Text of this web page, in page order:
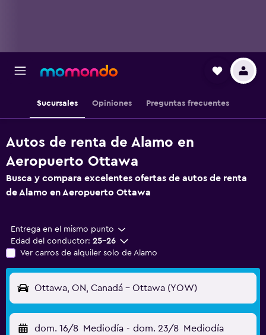
Sucursales Opiniones Preguntas frecuentes
Autos de renta de Alamo en
Aeropuerto Ottawa
Busca y compara excelentes ofertas de autos de renta
de Alamo en Aeropuerto Ottawa
Entrega en el mismo punto
Edad del conductor: 25-26
Ver carros de alquiler solo de Alamo
Ottawa, ON, Canadá - Ottawa (YOW)
dom. 16/8 Mediodía - dom. 23/8 Mediodía